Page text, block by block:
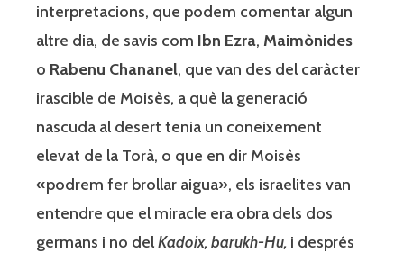
interpretacions, que podem comentar algun
altre dia, de savis com Ibn Ezra, Maimònides
o Rabenu Chananel, que van des del caràcter
irascible de Moisès, a què la generació
nascuda al desert tenia un coneixement
elevat de la Torà, o que en dir Moisès
«podrem fer brollar aigua», els israelites van
entendre que el miracle era obra dels dos
germans i no delKadoix, barukh-Hu, i després